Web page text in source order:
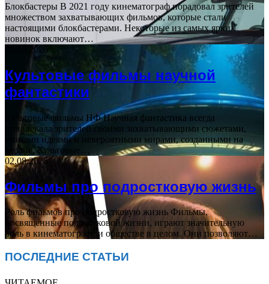
Блокбастеры В 2021 году кинематограф порадовал зрителей
множеством захватывающих фильмов, которые стали
настоящими блокбастерами. Некоторые из самых ярких
новинок включают…
20.03.2026
Культовые фильмы научной
фантастики
Культовые фильмы НФ Научная фантастика всегда
привлекала зрителей своими захватывающими сюжетами,
умными идеями и невероятными мирами, созданными на
экране. Культовые…
02.08.2025
Фильмы про подростковую жизнь
Роль фильмов про подростковую жизнь Фильмы,
посвященные подростковой жизни, играют значительную
роль в кинематографе и обществе в целом. Они позволяют…
ПОСЛЕДНИЕ СТАТЬИ